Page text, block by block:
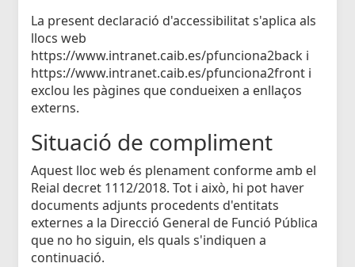
La present declaració d'accessibilitat s'aplica als
llocs web
https://www.intranet.caib.es/pfunciona2back i
https://www.intranet.caib.es/pfunciona2front i
exclou les pàgines que condueixen a enllaços
externs.
Situació de compliment
Aquest lloc web és plenament conforme amb el
Reial decret 1112/2018. Tot i això, hi pot haver
documents adjunts procedents d'entitats
externes a la Direcció General de Funció Pública
que no ho siguin, els quals s'indiquen a
continuació.